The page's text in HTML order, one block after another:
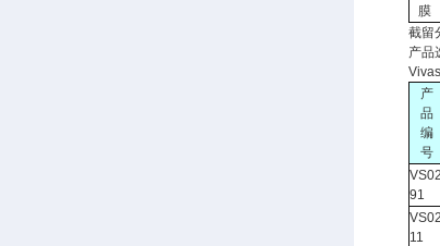
膜
截留
产品
产
品
编
号
VS02
91
VS02
11